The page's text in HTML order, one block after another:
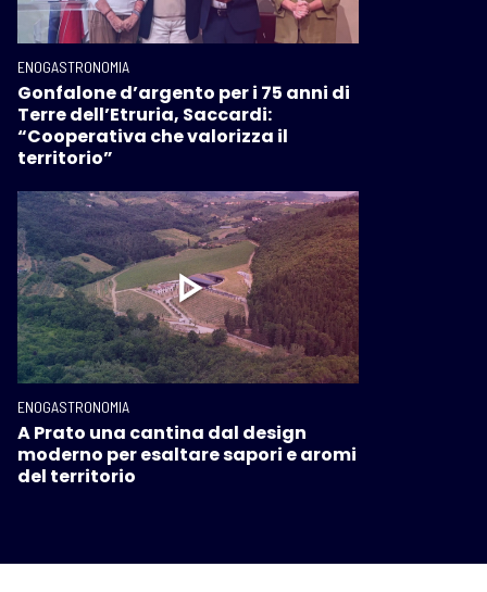
ENOGASTRONOMIA
Gonfalone d’argento per i 75 anni di
Terre dell’Etruria, Saccardi:
“Cooperativa che valorizza il
territorio”
ENOGASTRONOMIA
A Prato una cantina dal design
moderno per esaltare sapori e aromi
del territorio